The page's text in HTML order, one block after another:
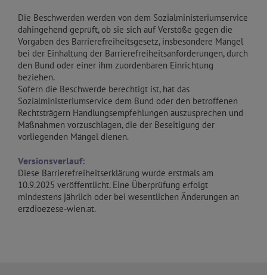
Die Beschwerden werden von dem Sozialministeriumservice
dahingehend geprüft, ob sie sich auf Verstöße gegen die
Vorgaben des Barrierefreiheitsgesetz, insbesondere Mängel
bei der Einhaltung der Barrierefreiheitsanforderungen, durch
den Bund oder einer ihm zuordenbaren Einrichtung
beziehen.
Sofern die Beschwerde berechtigt ist, hat das
Sozialministeriumservice dem Bund oder den betroffenen
Rechtsträgern Handlungsempfehlungen auszusprechen und
Maßnahmen vorzuschlagen, die der Beseitigung der
vorliegenden Mängel dienen.
Versionsverlauf:
Diese Barrierefreiheitserklärung wurde erstmals am
10.9.2025 veröffentlicht. Eine Überprüfung erfolgt
mindestens jährlich oder bei wesentlichen Änderungen an
erzdioezese-wien.at.